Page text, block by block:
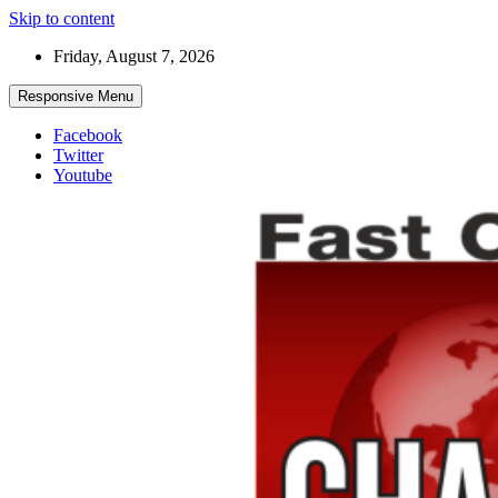
Skip to content
Friday, August 7, 2026
Responsive Menu
Facebook
Twitter
Youtube